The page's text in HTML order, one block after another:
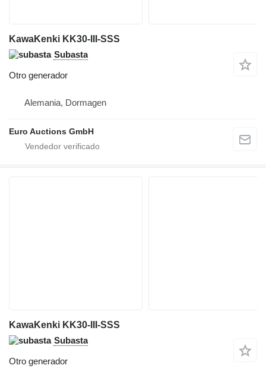
KawaKenki KK30-III-SSS
Subasta
Otro generador
Alemania, Dormagen
Euro Auctions GmbH
KawaKenki KK30-III-SSS
Subasta
Otro generador